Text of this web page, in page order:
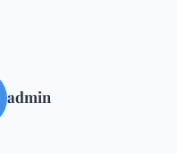
admin